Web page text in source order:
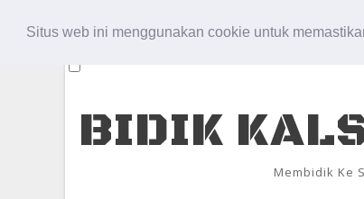
Situs web ini menggunakan cookie untuk
BIDIK
Membidik Ke